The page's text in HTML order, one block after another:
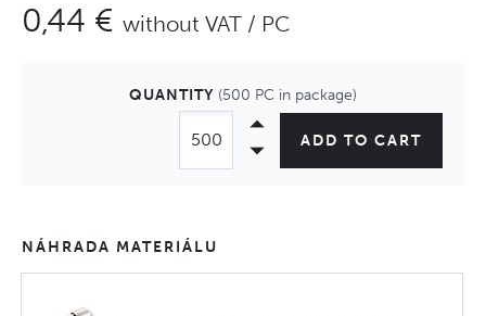
0,44 € without VAT / PC
QUANTITY (500 PC in package)
ADD TO CART
NÁHRADA MATERIÁLU